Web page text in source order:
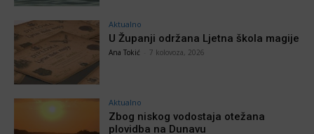
Aktualno
U Županji održana Ljetna škola magije
Ana Tokić 7 kolovoza, 2026
Aktualno
Zbog niskog vodostaja otežana
plovidba na Dunavu